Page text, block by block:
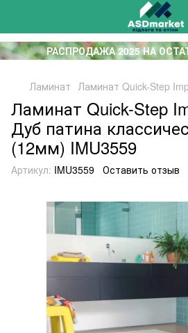
РАСПРОДАЖА 2025 НА
Ламинат Ламинат Quick-Step
Ламинат Quick-Step
Дуб патина
(12мм) IMU3559
Артикул: IMU3559 Оставить отзыв